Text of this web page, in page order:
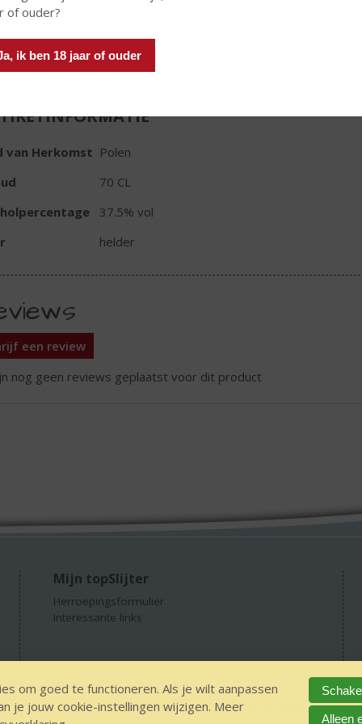
of ouder?
ik ben 18 jaar of ouder
van Herkomst Polen
70 CL
37.5% vol
helder
een review
nog geen reviews geplaatst voor dit product
Mijn topSlijter
Herroepingsformulier
Interessante links
18 GEEN alcohol IDIN/ITSME sitemap Privacy Statement
om goed te functioneren. Als je wilt aanpassen
je jouw cookie-instellingen wijzigen. Meer
Alleen